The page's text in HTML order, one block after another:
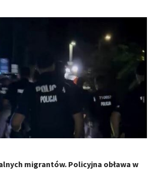
migrantów. Policyjna obława w